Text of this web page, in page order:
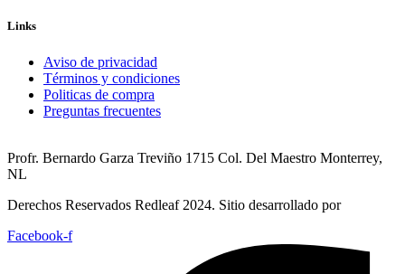
Links
Aviso de privacidad
Términos y condiciones
Politicas de compra
Preguntas frecuentes
Profr. Bernardo Garza Treviño 1715 Col. Del Maestro Monterrey,
NL
Derechos Reservados Redleaf 2024. Sitio desarrollado por
Facebook-f